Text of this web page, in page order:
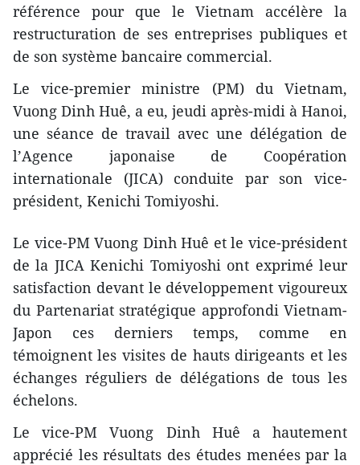
référence pour que le Vietnam accélère la
restructuration de ses entreprises publiques et
de son système bancaire commercial.
Le vice-premier ministre (PM) du Vietnam,
Vuong Dinh Huê, a eu, jeudi après-midi à Hanoi,
une séance de travail avec une délégation de
l’Agence japonaise de Coopération
internationale (JICA) conduite par son vice-
président, Kenichi Tomiyoshi.
Le vice-PM Vuong Dinh Huê et le vice-président
de la JICA Kenichi Tomiyoshi ont exprimé leur
satisfaction devant le développement vigoureux
du Partenariat stratégique approfondi Vietnam-
Japon ces derniers temps, comme en
témoignent les visites de hauts dirigeants et les
échanges réguliers de délégations de tous les
échelons.
Le vice-PM Vuong Dinh Huê a hautement
apprécié les résultats des études menées par la